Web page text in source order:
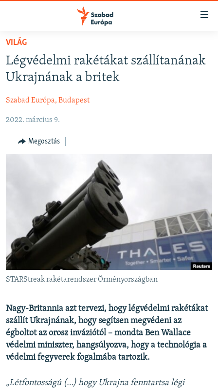
Akadálymentes
Ugrás
fő
oldalra
Ugrás
NAPIRENDEN
AKTUÁLIS
PODCASTOK
VIDEÓK
ELEMZŐ
NER15
A PÉNZ NYOMÁBAN
EURÓPAI UNIÓ
VILÁG
KLÍMAVÁLTOZÁS
A MÚLT TANULSÁGAI
KÖVESSEN MINKET!
Valamennyi RFE/RL weboldal
VILÁG
Légvédelmi rakétákat szállítanának
Ukrajnának a britek
Szabad Európa, Budapest
2022. március 9.
Megosztás
STARStreak rakétarendszer Örményországban
Nagy-Britannia azt tervezi, hogy légvédelmi rakétákat
szállít Ukrajnának, hogy segítsen megvédeni az
égboltot az orosz inváziótól – mondta Ben Wallace
védelmi miniszter, hangsúlyozva, hogy a technológia a
védelmi fegyverek fogalmába tartozik.
„Létfontosságú (…) hogy Ukrajna fenntartsa légi